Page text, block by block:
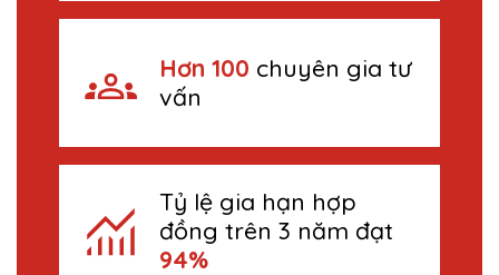
Hơn 100 chuyên gia tư
vấn
Tỷ lệ gia hạn hợp
đồng trên 3 năm đạt
94%